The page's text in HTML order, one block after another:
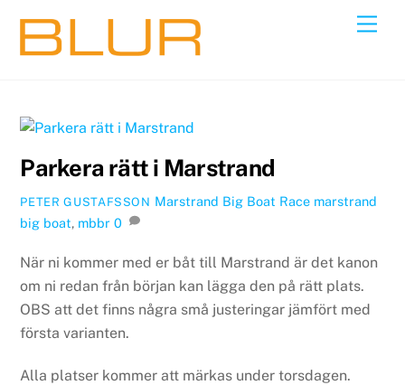
content
Parkera rätt i Marstrand
PETER GUSTAFSSON Marstrand Big Boat Race marstrand
big boat, mbbr 0
När ni kommer med er båt till Marstrand är det kanon
om ni redan från början kan lägga den på rätt plats.
OBS att det finns några små justeringar jämfört med
första varianten.
Alla platser kommer att märkas under torsdagen.